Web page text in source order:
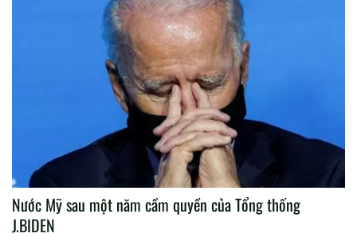
Nước Mỹ sau một năm cầm quyền của Tổng thống
J.BIDEN